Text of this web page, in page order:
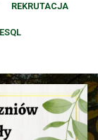
REKRUTACJA